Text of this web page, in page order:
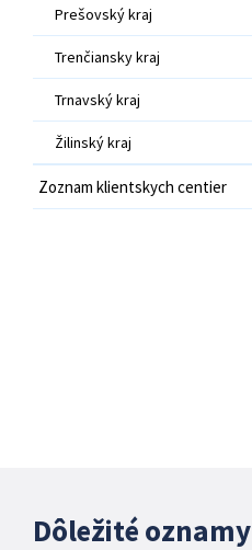
Prešovský kraj
Trenčiansky kraj
Trnavský kraj
Žilinský kraj
Zoznam klientskych centier
Dôležité oznamy